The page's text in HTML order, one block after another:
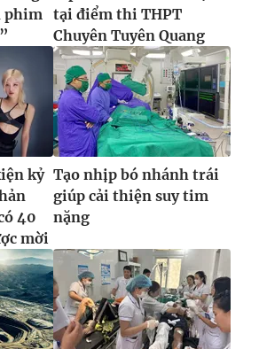
hình thức nếu không có sự chấp
rõ nguồn VTV.vn khi phát hành lại
phim
tại điểm thi THPT
Chuyên Tuyên Quang
kỷ
40
mời
Tạo nhịp bó nhánh trái
giúp cải thiện suy tim
nặng